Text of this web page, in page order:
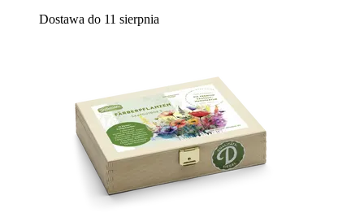
Dostawa do 11 sierpnia